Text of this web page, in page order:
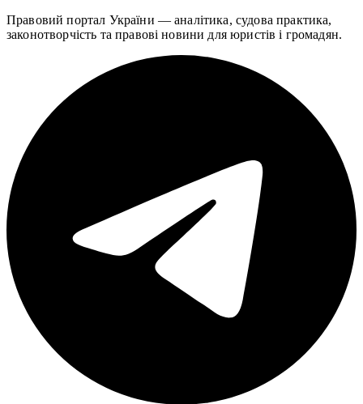
Правовий портал України — аналітика, судова практика,
законотворчість та правові новини для юристів і громадян.